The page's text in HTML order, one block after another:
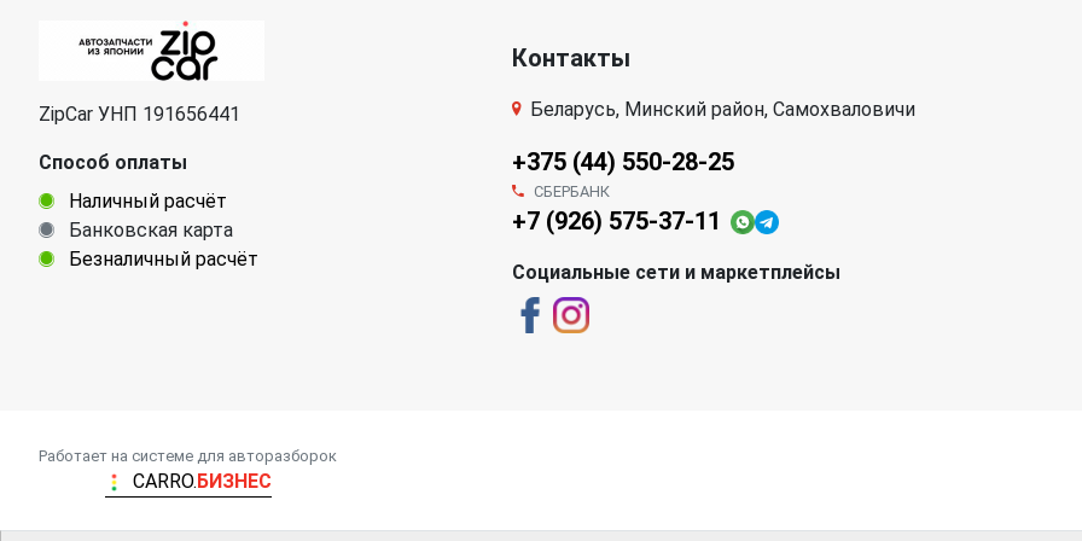
ZipCar УНП 191656441
Способ оплаты
Наличный расчёт
Банковская карта
Безналичный расчёт
Контакты
Беларусь, Минский район, Самохваловичи
+375 (44) 550-28-25
СБЕРБАНК
+7 (926) 575-37-11
Социальные сети и маркетплейсы
Работает на системе для авторазборок
CARRO.БИЗНЕС